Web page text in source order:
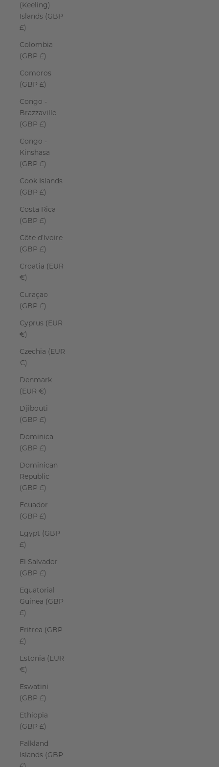
(Keeling)
Islands (GBP
£)
Colombia
(GBP £)
Comoros
(GBP £)
Congo -
Brazzaville
(GBP £)
Congo -
Kinshasa
(GBP £)
Cook Islands
(GBP £)
Costa Rica
(GBP £)
Côte d’Ivoire
(GBP £)
Croatia (EUR
€)
Curaçao
(GBP £)
Cyprus (EUR
€)
Czechia (EUR
€)
Denmark
(EUR €)
Djibouti
(GBP £)
Dominica
(GBP £)
Dominican
Republic
(GBP £)
Ecuador
(GBP £)
Egypt (GBP
£)
El Salvador
(GBP £)
Equatorial
Guinea (GBP
£)
Eritrea (GBP
£)
Estonia (EUR
€)
Eswatini
(GBP £)
Ethiopia
(GBP £)
Falkland
Islands (GBP